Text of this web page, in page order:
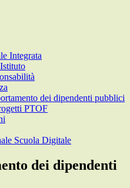
Integrata
dei dipendenti pubblici
PTOF
Scuola Digitale
dei dipendenti